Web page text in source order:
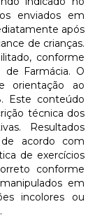
enviados em
após
de crianças.
conforme
de Farmácia. O
orientação ao
Este conteúdo
técnica dos
Resultados
acordo com
de exercícios
conforme
em
incolores ou